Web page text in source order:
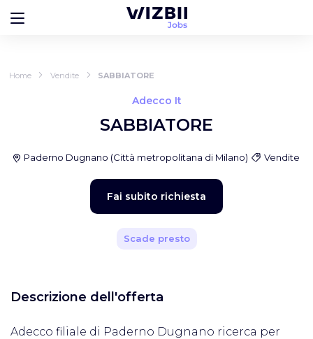
Home Vendite SABBIATORE
Adecco It
SABBIATORE
Paderno Dugnano (Città metropolitana di Milano) Vendite
Fai subito richiesta
Scade presto
Descrizione dell'offerta
Adecco filiale di Paderno Dugnano ricerca per